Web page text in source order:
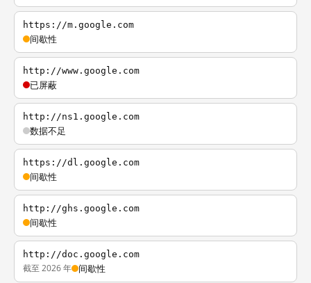
https://m.google.com
间歇性
http://www.google.com
已屏蔽
http://ns1.google.com
数据不足
https://dl.google.com
间歇性
http://ghs.google.com
间歇性
http://doc.google.com
截至 2026 年 间歇性